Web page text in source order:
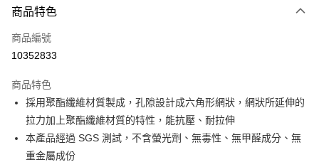
信用卡一次付款
Apple Pay
運送方式
• 付款後全家取貨
每筆NT$60，滿NT$699(含以上)免運費
• 付款後7-11取貨
商品特色
商品編號
10352833
商品特色
採用聚酯纖維材質製成，孔隙設計成六角形網狀，網狀所延伸的
拉力加上聚酯纖維材質的特性，能抗壓、耐拉伸
本產品經過 SGS 測試，不含螢光劑、無毒性、無甲醛成分、無
重金屬成份